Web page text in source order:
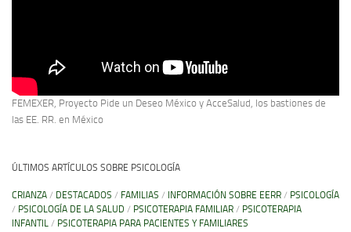
FEMEXER, Proyecto Pide un Deseo México y AcceSalud, los bastiones de
las EE. RR. en México
ÚLTIMOS ARTÍCULOS SOBRE PSICOLOGÍA
CRIANZA / DESTACADOS / FAMILIAS / INFORMACIÓN SOBRE EERR / PSICOLOGÍA
/ PSICOLOGÍA DE LA SALUD / PSICOTERAPIA FAMILIAR / PSICOTERAPIA
INFANTIL / PSICOTERAPIA PARA PACIENTES Y FAMILIARES